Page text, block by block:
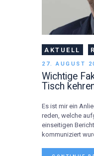
AKTUELL
27. AUGUST
Wichtige
Tisch
Es ist mir ein
reden, welche
einseitigen
kommuniziert